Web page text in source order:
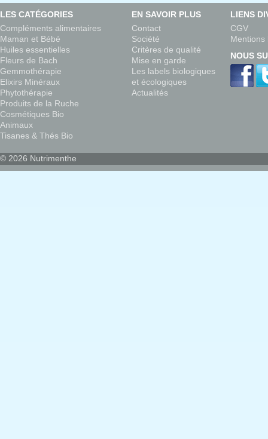
LES CATÉGORIES
Compléments alimentaires
Maman et Bébé
Huiles essentielles
Fleurs de Bach
Gemmothérapie
Elixirs Minéraux
Phytothérapie
Produits de la Ruche
Cosmétiques Bio
Animaux
Tisanes & Thés Bio
EN SAVOIR PLUS
Contact
Société
Critères de qualité
Mise en garde
Les labels biologiques
et écologiques
Actualités
LIENS
CGV
Mentions
NOUS
© 2026 Nutrimenthe